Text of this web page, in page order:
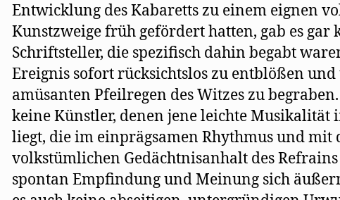
Entwicklung des Kabaretts zu einem eignen
Kunstzweige früh gefördert hatten, gab es gar
Schriftsteller, die spezifisch dahin begabt
Ereignis sofort rücksichtslos zu entblößen
amüsanten Pfeilregen des Witzes zu begraben.
keine Künstler, denen jene leichte Musikalität
liegt, die im einprägsamen Rhythmus und mit
volkstümlichen Gedächtnisanhalt des
spontan Empfindung und Meinung sich